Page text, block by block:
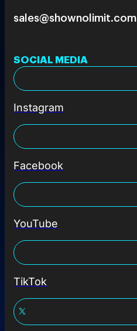
sales@shownolimit.com
SOCIAL MEDIA
Instagram
Facebook
YouTube
TikTok